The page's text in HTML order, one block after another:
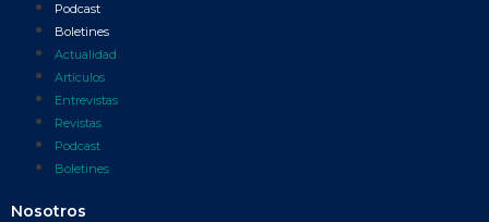
Podcast
Boletines
Actualidad
Artículos
Entrevistas
Revistas
Podcast
Boletines
Nosotros